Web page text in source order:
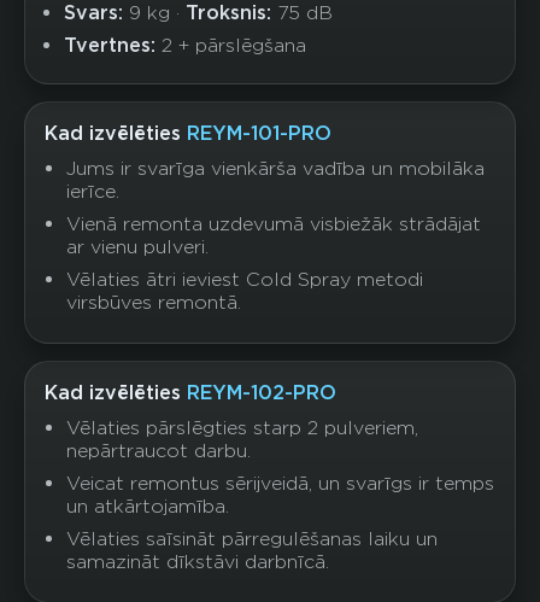
Svars: 9 kg · Troksnis: 75 dB
Tvertnes: 2 + pārslēgšana
Kad izvēlēties REYM-101-PRO
Jums ir svarīga vienkārša vadība un mobilāka
ierīce.
Vienā remonta uzdevumā visbiežāk strādājat
ar vienu pulveri.
Vēlaties ātri ieviest Cold Spray metodi
virsbūves remontā.
Kad izvēlēties REYM-102-PRO
Vēlaties pārslēgties starp 2 pulveriem,
nepārtraucot darbu.
Veicat remontus sērijveidā, un svarīgs ir temps
un atkārtojamība.
Vēlaties saīsināt pārregulēšanas laiku un
samazināt dīkstāvi darbnīcā.